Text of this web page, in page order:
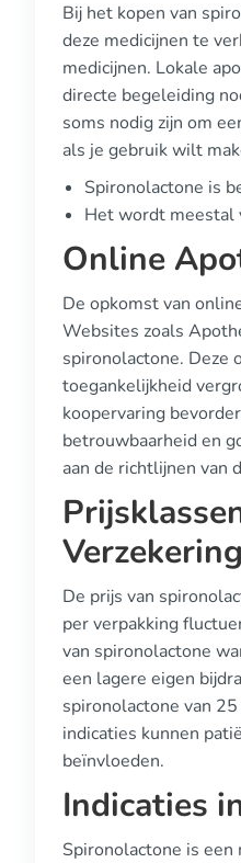
Bij het kopen van
deze medicijnen te
medicijnen. Lokale
directe begeleiding
soms nodig zijn om
als je gebruik wilt
Spironolactone is
Het wordt meestal
Online
De opkomst van
Websites zoals
spironolactone. Deze
toegankelijkheid
koopervaring
betrouwbaarheid en
aan de richtlijnen van
Verzekering
De prijs van
per verpakking
van spironolactone
een lagere eigen
spironolactone van
indicaties kunnen
beïnvloeden.
Indicaties
Spironolactone is